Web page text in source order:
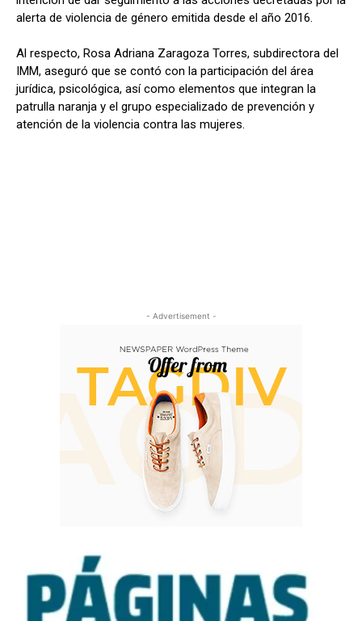
alerta de violencia de género emitida desde el año 2016.
Al respecto, Rosa Adriana Zaragoza Torres, subdirectora del
IMM, aseguró que se contó con la participación del área
jurídica, psicológica, así como elementos que integran la
patrulla naranja y el grupo especializado de prevención y
atención de la violencia contra las mujeres.
- Advertisement -